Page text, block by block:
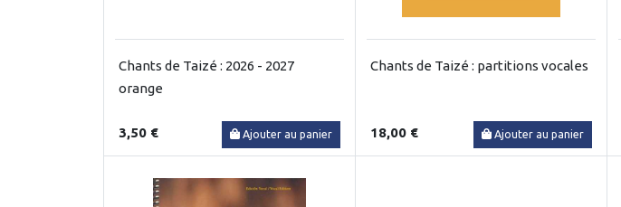
Chants de Taizé : 2026 - 2027
orange
3,50 € Ajouter au panier
Chants de Taizé : partitions vocales
18,00 € Ajouter au panier